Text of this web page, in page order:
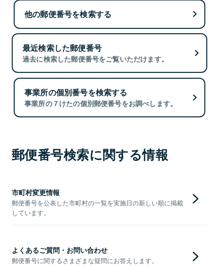
他の郵便番号を検索する
最近検索した郵便番号
過去に検索した郵便番号をご覧いただけます。
事業所の個別番号を検索する
事業所の７けたの個別郵便番号をお調べします。
郵便番号検索に関する情報
市町村変更情報
郵便番号を公表した市町村の一覧を実施日の新しい順に掲載
しています。
よくあるご質問・お問い合わせ
郵便番号に関するさまざまな疑問にお答えします。